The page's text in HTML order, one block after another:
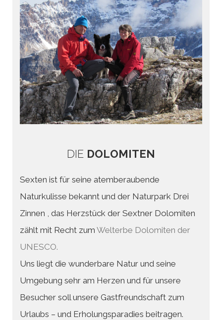
DIE DOLOMITEN
Sexten ist für seine atemberaubende
Naturkulisse bekannt und der Naturpark Drei
Zinnen , das Herzstück der Sextner Dolomiten
zählt mit Recht zum Welterbe Dolomiten der
UNESCO.
Uns liegt die wunderbare Natur und seine
Umgebung sehr am Herzen und für unsere
Besucher soll unsere Gastfreundschaft zum
Urlaubs – und Erholungsparadies beitragen.